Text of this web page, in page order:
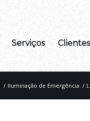
Serviços Clientes
/ Iluminação de Emergência /